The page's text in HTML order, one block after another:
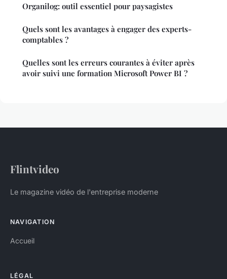
Organilog: outil essentiel pour paysagistes
Quels sont les avantages à engager des experts-
comptables ?
Quelles sont les erreurs courantes à éviter après
avoir suivi une formation Microsoft Power BI ?
Flintvideo
Le magazine vidéo de l'entreprise moderne
NAVIGATION
Accueil
LÉGAL